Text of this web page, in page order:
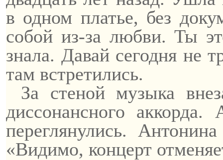
в одном платье, без
собой из-за любви. Ты
знала. Давай сегодня не
там встретились.
За стеной музыка
диссонансного
переглянулись.
«Видимо, концерт